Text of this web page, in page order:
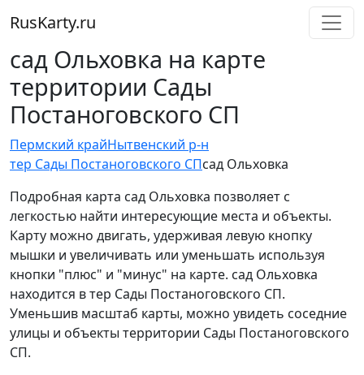
RusKarty.ru
сад Ольховка на карте
территории Сады
Постаноговского СП
Пермский крайНытвенский р-н
тер Сады Постаноговского СПсад Ольховка
Подробная карта сад Ольховка позволяет с
легкостью найти интересующие места и объекты.
Карту можно двигать, удерживая левую кнопку
мышки и увеличивать или уменьшать используя
кнопки "плюс" и "минус" на карте. сад Ольховка
находится в тер Сады Постаноговского СП.
Уменьшив масштаб карты, можно увидеть соседние
улицы и объекты территории Сады Постаноговского
СП.